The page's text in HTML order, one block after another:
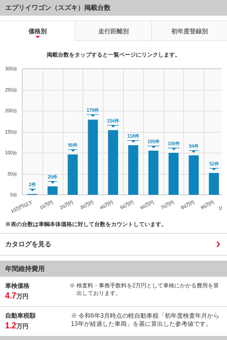
エブリイワゴン（スズキ）掲載台数
価格別 走行距離別 初年度登録別
掲載台数をタップすると一覧ページにリンクします。
52件
94件
100件
105件
118件
154件
179件
96件
20件
2件
※表の台数は車輌本体価格に対して台数をカウントしています。
カタログを見る
年間維持費用
車検価格
4.7万円
※ 検査料・事務手数料を2万円として車検にかかる費用を算
出しております。
自動車税額
1.2万円
※ 令和6年3月時点の軽自動車税「初年度検査年月から
13年が経過した車両」を基に算出した参考値です。